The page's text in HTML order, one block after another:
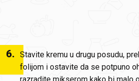
6. Stavite kremu u drugu posudu,
folijom i ostavite da se potpuno